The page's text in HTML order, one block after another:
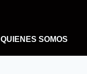
QUIENES SOMOS